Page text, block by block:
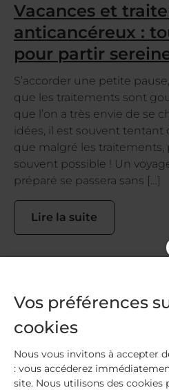
Vacances et
anticancéreux :
pour partir
S’accorder une petite
que les traitements sont
que l’on a très envie de se
idées, il est souvent tentant
que malgré les traitements,
souvent possible ! Un
préparé se passera sans […]
Lire la suite
Vos préférences
cookies
Nous vous invitons à accepter
: vous accéderez
site. Nous utilisons des